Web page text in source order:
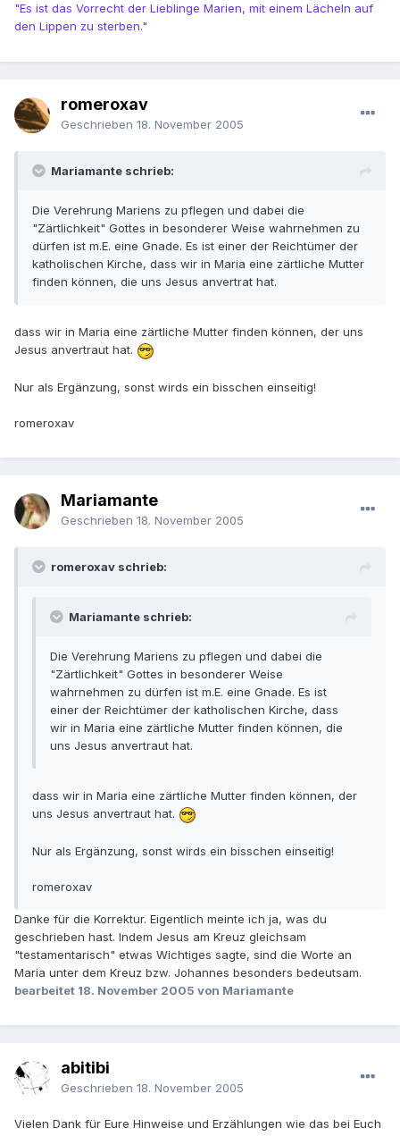
"Es ist das Vorrecht der Lieblinge Marien, mit einem Lächeln auf
den Lippen zu sterben."
romeroxav
Geschrieben 18. November 2005
Mariamante schrieb:
Die Verehrung Mariens zu pflegen und dabei die
"Zärtlichkeit" Gottes in besonderer Weise wahrnehmen zu
dürfen ist m.E. eine Gnade. Es ist einer der Reichtümer der
katholischen Kirche, dass wir in Maria eine zärtliche Mutter
finden können, die uns Jesus anvertrat hat.
dass wir in Maria eine zärtliche Mutter finden können, der uns
Jesus anvertraut hat.
Nur als Ergänzung, sonst wirds ein bisschen einseitig!
romeroxav
Mariamante
Geschrieben 18. November 2005
romeroxav schrieb:
Mariamante schrieb:
Die Verehrung Mariens zu pflegen und dabei die
"Zärtlichkeit" Gottes in besonderer Weise
wahrnehmen zu dürfen ist m.E. eine Gnade. Es ist
einer der Reichtümer der katholischen Kirche, dass
wir in Maria eine zärtliche Mutter finden können, die
uns Jesus anvertraut hat.
dass wir in Maria eine zärtliche Mutter finden können, der
uns Jesus anvertraut hat.
Nur als Ergänzung, sonst wirds ein bisschen einseitig!
romeroxav
Danke für die Korrektur. Eigentlich meinte ich ja, was du
geschrieben hast. Indem Jesus am Kreuz gleichsam
"testamentarisch" etwas Wichtiges sagte, sind die Worte an
Maria unter dem Kreuz bzw. Johannes besonders bedeutsam.
bearbeitet 18. November 2005 von Mariamante
abitibi
Geschrieben 18. November 2005
Vielen Dank für Eure Hinweise und Erzählungen wie das bei Euch